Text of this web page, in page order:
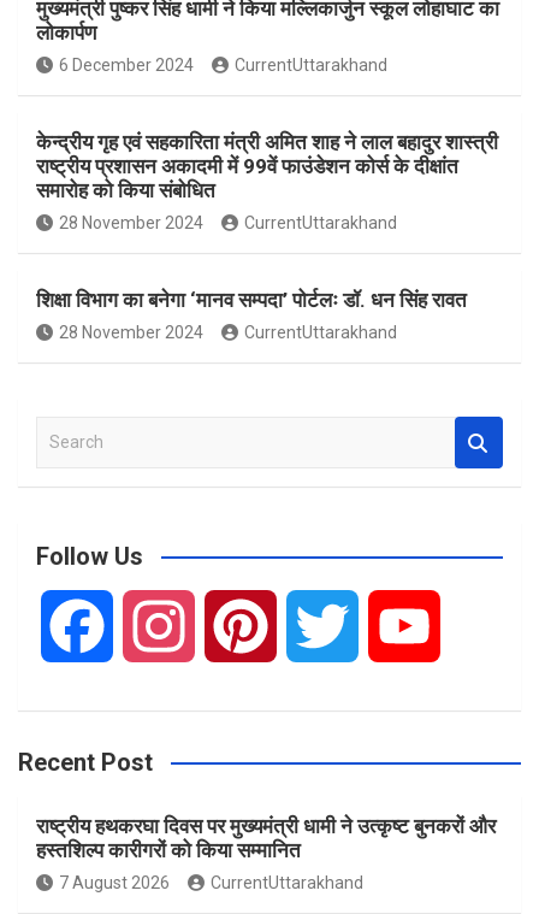
मुख्यमंत्री पुष्कर सिंह धामी ने किया मल्लिकार्जुन स्कूल लोहाघाट का
लोकार्पण
6 December 2024 CurrentUttarakhand
केन्द्रीय गृह एवं सहकारिता मंत्री अमित शाह ने लाल बहादुर शास्त्री
राष्ट्रीय प्रशासन अकादमी में 99वें फाउंडेशन कोर्स के दीक्षांत
समारोह को किया संबोधित
28 November 2024 CurrentUttarakhand
शिक्षा विभाग का बनेगा ‘मानव सम्पदा’ पोर्टलः डॉ. धन सिंह रावत
28 November 2024 CurrentUttarakhand
a
c
Follow Us
c
e
s
t
n
t
i u
Recent Post
राष्ट्रीय हथकरघा दिवस पर मुख्यमंत्री धामी ने उत्कृष्ट बुनकरों और
हस्तशिल्प कारीगरों को किया सम्मानित
7 August 2026 CurrentUttarakhand